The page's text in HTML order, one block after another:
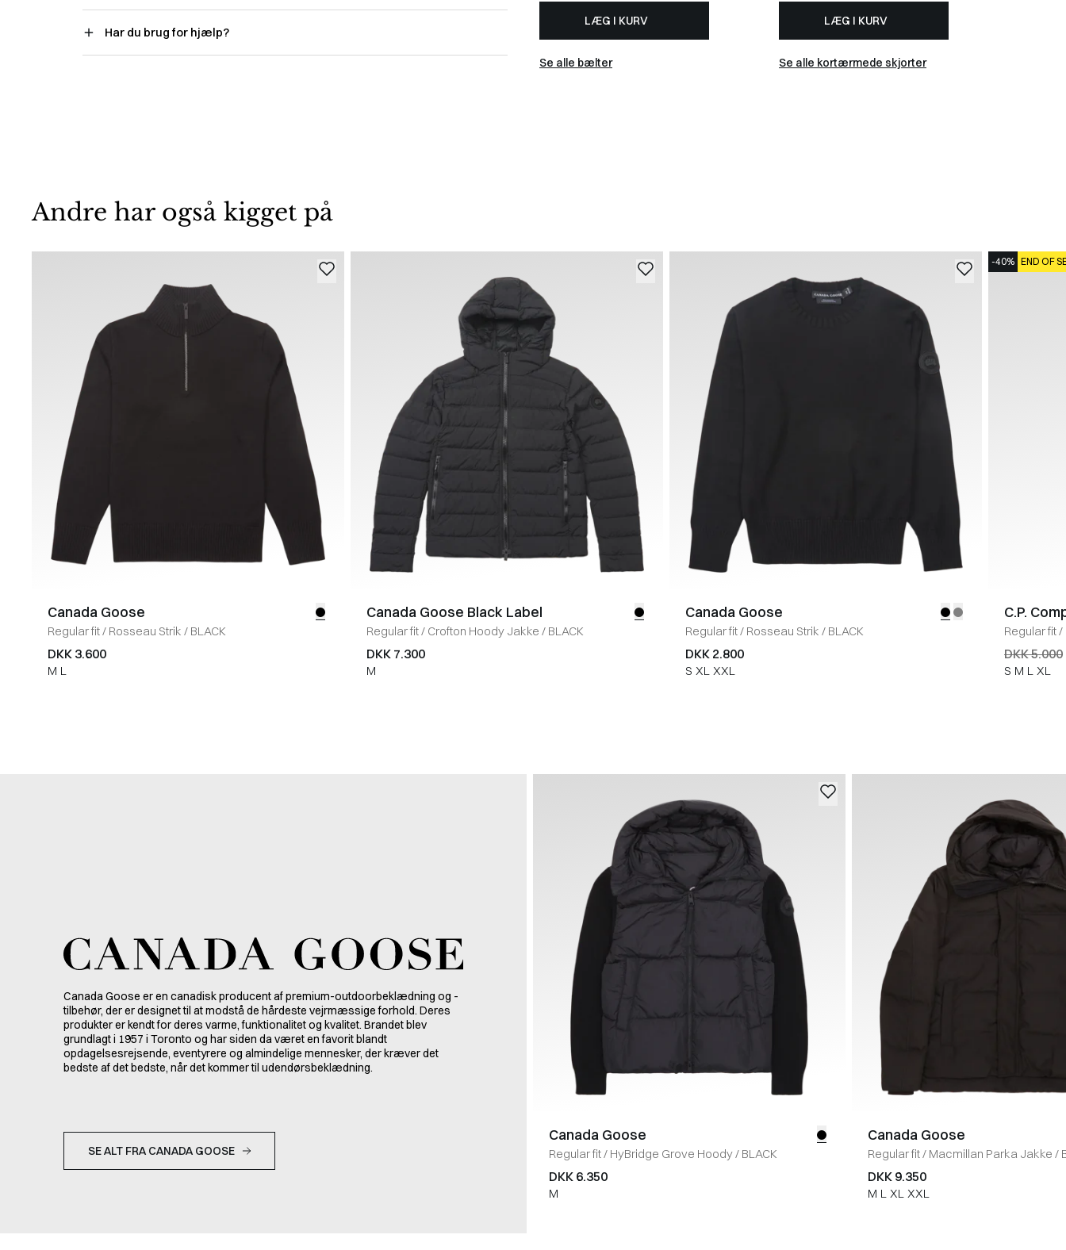
Har du brug for hjælp?
LÆG I KURV
Se alle bælter
LÆG I KURV
Se alle kortærmede skjorter
Andre har også kigget på
Canada Goose
Regular fit/ Rosseau Strik / BLACK
DKK 3.600
M L
Canada Goose Black Label
Regular fit/ Crofton Hoody Jakke / BLACK
DKK 7.300
M
Canada Goose
Regular fit/ Rosseau Strik / BLACK
DKK 2.800
S XL XXL
-40% END OF
C.P.
Regular fit/
DKK 5.000
S M L XL
Canada Goose er en canadisk producent af premium-outdoorbeklædning og -
tilbehør, der er designet til at modstå de hårdeste vejrmæssige forhold. Deres
produkter er kendt for deres varme, funktionalitet og kvalitet. Brandet blev
grundlagt i 1957 i Toronto og har siden da været en favorit blandt
opdagelsesrejsende, eventyrere og almindelige mennesker, der kræver det
bedste af det bedste, når det kommer til udendørsbeklædning.
SE ALT FRA CANADA GOOSE
Canada Goose
Regular fit/ HyBridge Grove Hoody/ BLACK
DKK 6.350
M
Canada Goose
Regular fit/ Macmillan Parka Jakke /
DKK 9.350
M L XL XXL